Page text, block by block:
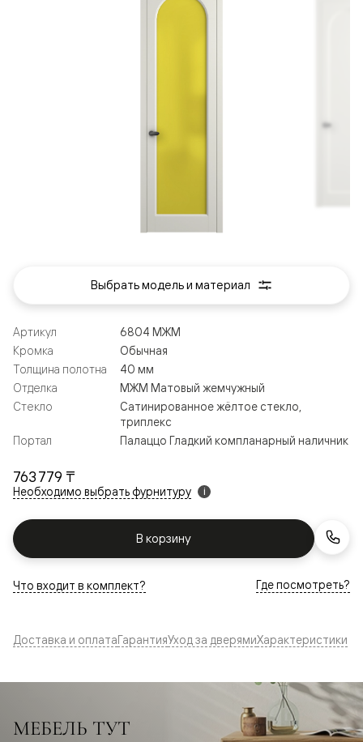
763 779 ₸
Необходимо выбрать фурнитуру i
В корзину
Артикул
6804 МЖМ
Кромка
Обычная
Толщина полотна
40 мм
Отделка
МЖМ Матовый жемчужный
Стекло
Сатинированное жёлтое стекло,
триплекс
Портал
Палаццо Гладкий компланарный наличник
Что входит в комплект? Где посмотреть?
Выбрать модель и материал
Доставка и оплатаГарантияУход за дверямиХарактеристики
МЕБЕЛЬ ТУТ